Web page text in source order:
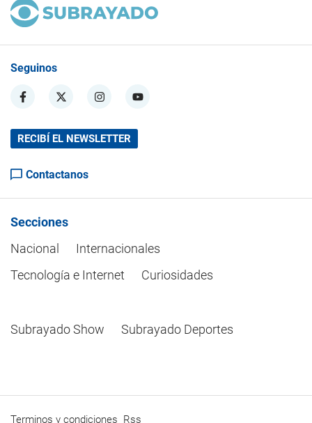
Seguinos
RECIBÍ EL NEWSLETTER
Contactanos
Secciones
Nacional
Internacionales
Tecnología e Internet
Curiosidades
Subrayado Show Subrayado Deportes
Terminos y condiciones Rss